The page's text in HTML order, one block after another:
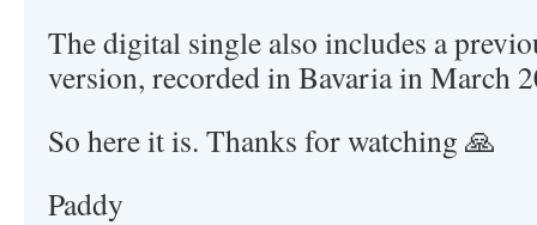
The digital single also includes a
version, recorded in Bavaria in March
So here it is. Thanks for watching 🙏
Paddy